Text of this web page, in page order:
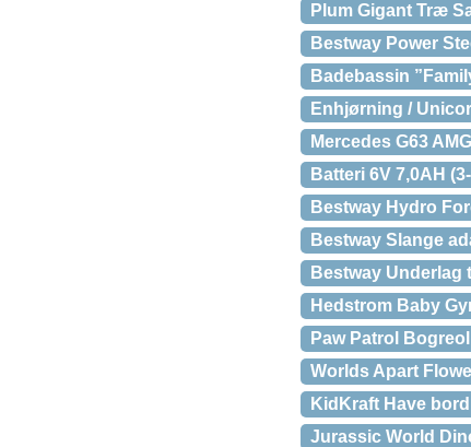
Plum Gigant Træ
Bestway Power
Badebassin
Enhjørning /
Mercedes G63
Batteri 6V 7,0AH
Bestway Hydro
Bestway Slange
Bestway Underlag
Hedstrom Baby
Paw Patrol
Worlds Apart
KidKraft Have
Jurassic World